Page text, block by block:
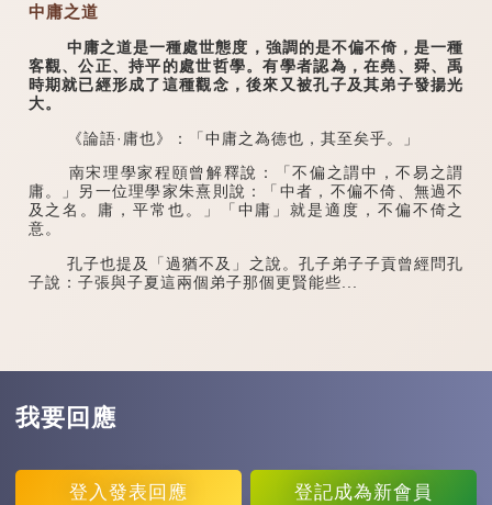
中庸之道
中庸之道是一種處世態度，強調的是不偏不倚，是一種
客觀、公正、持平的處世哲學。有學者認為，在堯、舜、禹
時期就已經形成了這種觀念，後來又被孔子及其弟子發揚光
大。
《論語·庸也》：「中庸之為德也，其至矣乎。」
南宋理學家程頤曾解釋說：「不偏之謂中，不易之謂
庸。」另一位理學家朱熹則說：「中者，不偏不倚、無過不
及之名。庸，平常也。」「中庸」就是適度，不偏不倚之
意。
孔子也提及「過猶不及」之說。孔子弟子子貢曾經問孔
子說：子張與子夏這兩個弟子那個更賢能些...
我要回應
登入 發表回應 登記成為新會員